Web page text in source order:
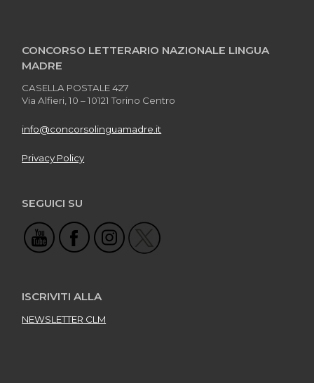
CONCORSO LETTERARIO NAZIONALE LINGUA
MADRE
CASELLA POSTALE 427
Via Alfieri, 10 – 10121 Torino Centro
info@concorsolinguamadre.it
Privacy Policy
SEGUICI SU
ISCRIVITI ALLA
NEWSLETTER CLM